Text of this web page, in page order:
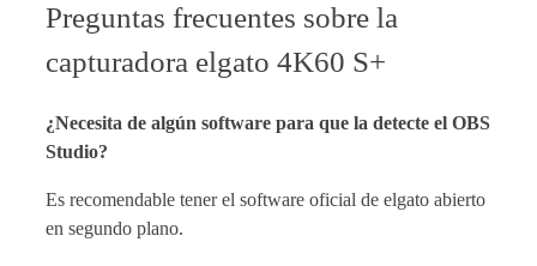
Preguntas frecuentes sobre la
capturadora elgato 4K60 S+
¿Necesita de algún software para que la detecte el OBS
Studio?
Es recomendable tener el software oficial de elgato abierto
en segundo plano.